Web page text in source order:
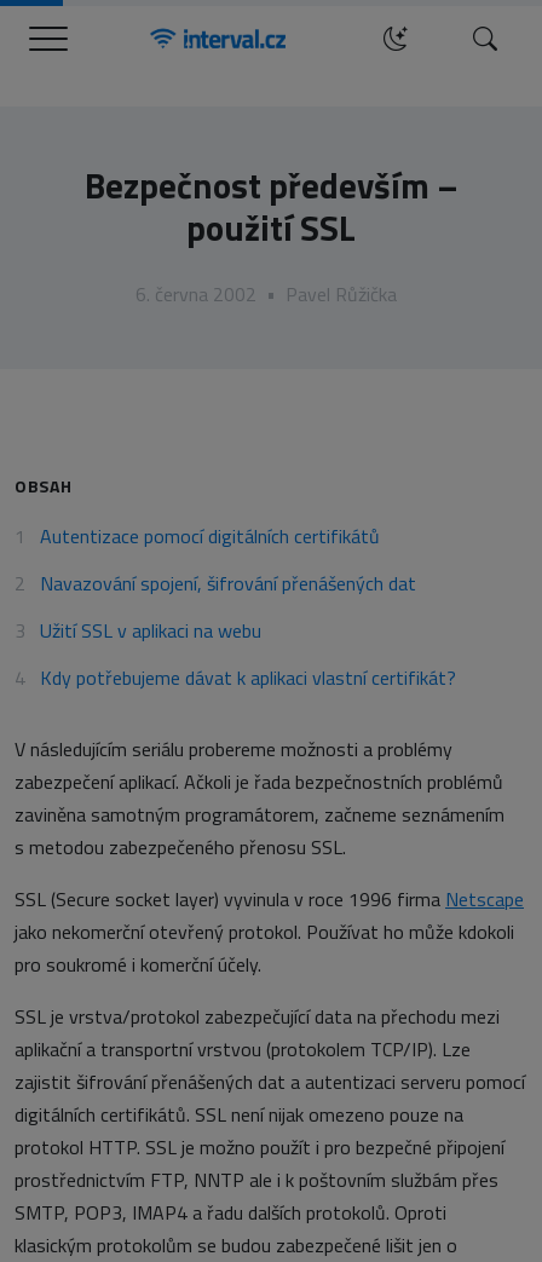
Menu Hledat
Bezpečnost především –
použití SSL
6. června 2002 • Pavel Růžička
OBSAH
Autentizace pomocí digitálních certifikátů
Navazování spojení, šifrování přenášených dat
Užití SSL v aplikaci na webu
Kdy potřebujeme dávat k aplikaci vlastní certifikát?
V následujícím seriálu probereme možnosti a problémy
zabezpečení aplikací. Ačkoli je řada bezpečnostních problémů
zaviněna samotným programátorem, začneme seznámením
s metodou zabezpečeného přenosu SSL.
SSL (Secure socket layer) vyvinula v roce 1996 firma Netscape
jako nekomerční otevřený protokol. Používat ho může kdokoli
pro soukromé i komerční účely.
SSL je vrstva/protokol zabezpečující data na přechodu mezi
aplikační a transportní vrstvou (protokolem TCP/IP). Lze
zajistit šifrování přenášených dat a autentizaci serveru pomocí
digitálních certifikátů. SSL není nijak omezeno pouze na
protokol HTTP. SSL je možno použít i pro bezpečné připojení
prostřednictvím FTP, NNTP ale i k poštovním službám přes
SMTP, POP3, IMAP4 a řadu dalších protokolů. Oproti
klasickým protokolům se budou zabezpečené lišit jen o